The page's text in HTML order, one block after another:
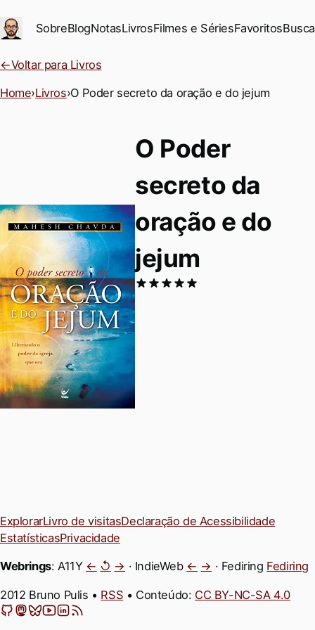
Ir para conteúdo principal
SobreBlogNotasLivrosFilmes e SériesFavoritosBusca
←Voltar para Livros
Home›Livros›O Poder secreto da oração e do jejum
O Poder
secreto da
oração e do
jejum
ExplorarLivro de visitasDeclaração de Acessibilidade
EstatísticasPrivacidade
Webrings: A11Y ← ↺ → · IndieWeb ← → · Fediring Fediring
2012 Bruno Pulis • RSS • Conteúdo: CC BY-NC-SA 4.0
GitHub
Mastodon
Bluesky
YouTube
LinkedIn